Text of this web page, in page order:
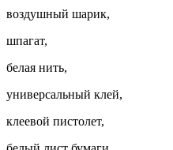
воздушный шарик,
шпагат,
белая нить,
универсальный клей,
клеевой пистолет,